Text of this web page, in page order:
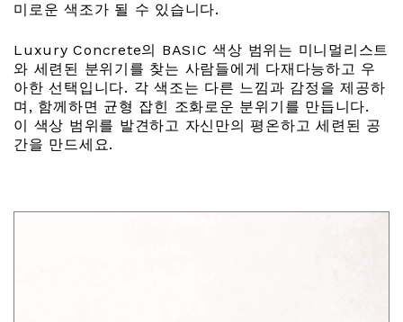
미로운 색조가 될 수 있습니다.
Luxury Concrete의 BASIC 색상 범위는 미니멀리스트
와 세련된 분위기를 찾는 사람들에게 다재다능하고 우
아한 선택입니다. 각 색조는 다른 느낌과 감정을 제공하
며, 함께하면 균형 잡힌 조화로운 분위기를 만듭니다.
이 색상 범위를 발견하고 자신만의 평온하고 세련된 공
간을 만드세요.